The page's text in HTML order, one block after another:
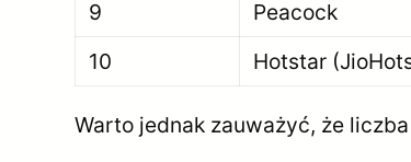
9
Peacock
10
Hotstar
Warto jednak zauważyć, że